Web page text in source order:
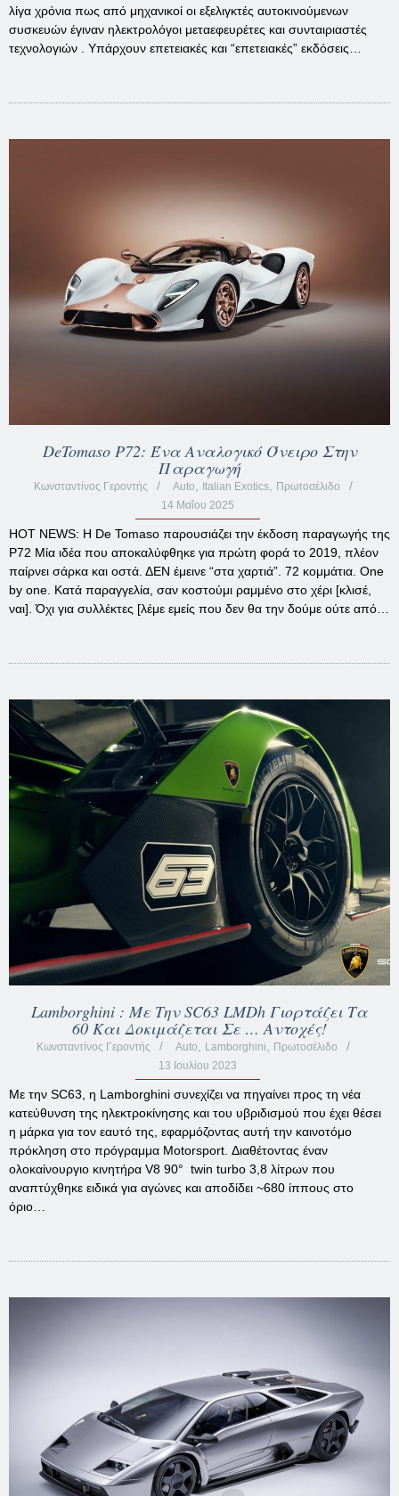
λίγα χρόνια πως από μηχανικοί οι εξελιγκτές αυτοκινούμενων
συσκευών έγιναν ηλεκτρολόγοι μεταεφευρέτες και συνταιριαστές
τεχνολογιών . Υπάρχουν επετειακές και “επετειακές” εκδόσεις…
DeTomaso P72: Ένα Αναλογικό Όνειρο Στην
Παραγωγή
Κωνσταντίνος Γεροντής Auto Italian Exotics,
Πρωτοσέλιδο
14 Μαΐου 2025
HOT NEWS: Η De Tomaso παρουσιάζει την έκδοση παραγωγής της
P72 Μία ιδέα που αποκαλύφθηκε για πρώτη φορά το 2019, πλέον
παίρνει σάρκα και οστά. ΔΕΝ έμεινε “στα χαρτιά”. 72 κομμάτια. One
by one. Κατά παραγγελία, σαν κοστούμι ραμμένο στο χέρι [κλισέ,
ναι]. Όχι για συλλέκτες [λέμε εμείς που δεν θα την δούμε ούτε από…
Lamborghini : Με Την SC63 LMDh Γιορτάζει Τα
60 Και Δοκιμάζεται Σε … Αντοχές!
Κωνσταντίνος Γεροντής Auto Lamborghini
Πρωτοσέλιδο
13 Ιουλίου 2023
Με την SC63, η Lamborghini συνεχίζει να πηγαίνει προς τη νέα
κατεύθυνση της ηλεκτροκίνησης και του υβριδισμού που έχει θέσει
η μάρκα για τον εαυτό της, εφαρμόζοντας αυτή την καινοτόμο
πρόκληση στο πρόγραμμα Motorsport. Διαθέτοντας έναν
ολοκαίνουργιο κινητήρα V8 90° twin turbo 3,8 λίτρων που
αναπτύχθηκε ειδικά για αγώνες και αποδίδει ~680 ίππους στο
όριο…